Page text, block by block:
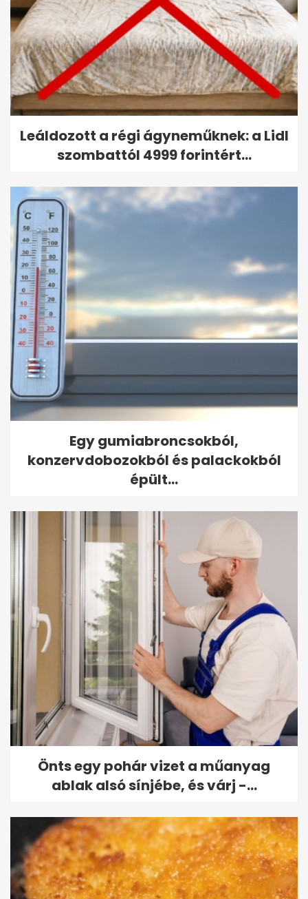
Leáldozott a régi ágyneműknek: a Lidl
szombattól 4999 forintért...
Egy gumiabroncsokból,
konzervdobozokból és palackokból
épült...
Önts egy pohár vizet a műanyag
ablak alsó sínjébe, és várj -...